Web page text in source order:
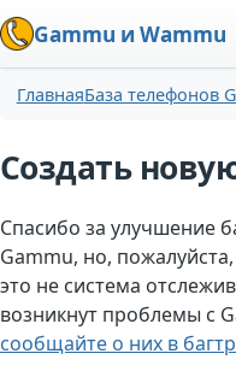
Gammu и Wammu
ГлавнаяБаза телефонов
Создать
Спасибо за улучшение
Gammu, но,
это не система
возникнут проблемы с
сообщайте о них в